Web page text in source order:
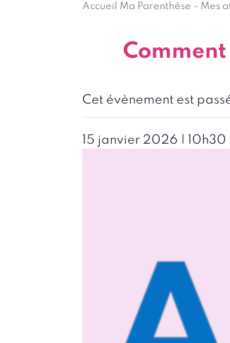
Accueil Ma Parenthèse - Mes
Cet évènement est
15 janvier 2026 | 10h30